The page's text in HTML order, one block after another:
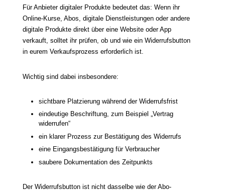
Für Anbieter digitaler Produkte bedeutet das: Wenn ihr
Online-Kurse, Abos, digitale Dienstleistungen oder andere
digitale Produkte direkt über eine Website oder App
verkauft, solltet ihr prüfen, ob und wie ein Widerrufsbutton
in eurem Verkaufsprozess erforderlich ist.
Wichtig sind dabei insbesondere:
sichtbare Platzierung während der Widerrufsfrist
eindeutige Beschriftung, zum Beispiel „Vertrag
widerrufen“
ein klarer Prozess zur Bestätigung des Widerrufs
eine Eingangsbestätigung für Verbraucher
saubere Dokumentation des Zeitpunkts
Der Widerrufsbutton ist nicht dasselbe wie der Abo-